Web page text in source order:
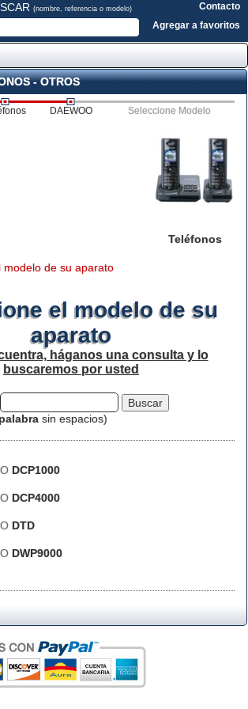
(nombre, referencia o modelo)
Contacto
Agregar a favoritos
- OTROS
DAEWOO Seleccione Modelo
Teléfonos
de su aparato
el modelo de su
aparato
háganos una consulta y lo
buscaremos por usted
sin espacios)
DCP1000
DCP4000
DTD
DWP9000